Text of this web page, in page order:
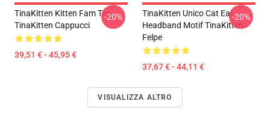
TinaKitten Kitten Fam Tee
TinaKitten Cappucci
39,51 € - 45,95 €
-20%
TinaKitten Unico Cat Ear
Headband Motif TinaKitten
Felpe
37,67 € - 44,11 €
-20%
VISUALIZZA ALTRO